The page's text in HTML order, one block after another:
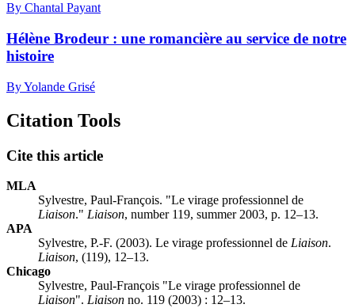
By Chantal Payant
Hélène Brodeur : une romancière au service de notre
histoire
By Yolande Grisé
Citation Tools
Cite this article
MLA
Sylvestre, Paul-François. "Le virage professionnel de
Liaison." Liaison, number 119, summer 2003, p. 12–13.
APA
Sylvestre, P.-F. (2003). Le virage professionnel de Liaison.
Liaison, (119), 12–13.
Chicago
Sylvestre, Paul-François "Le virage professionnel de
Liaison". Liaison no. 119 (2003) : 12–13.